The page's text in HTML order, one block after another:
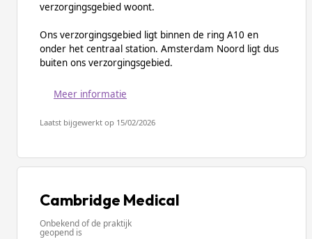
verzorgingsgebied woont.
Ons verzorgingsgebied ligt binnen de ring A10 en
onder het centraal station. Amsterdam Noord ligt dus
buiten ons verzorgingsgebied.
Meer informatie
Laatst bijgewerkt op 15/02/2026
Cambridge Medical
Onbekend of de praktijk
geopend is